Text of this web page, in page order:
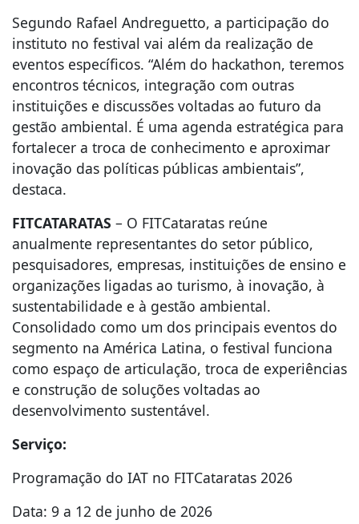
Segundo Rafael Andreguetto, a participação do
instituto no festival vai além da realização de
eventos específicos. “Além do hackathon, teremos
encontros técnicos, integração com outras
instituições e discussões voltadas ao futuro da
gestão ambiental. É uma agenda estratégica para
fortalecer a troca de conhecimento e aproximar
inovação das políticas públicas ambientais”,
destaca.
FITCATARATAS – O FITCataratas reúne
anualmente representantes do setor público,
pesquisadores, empresas, instituições de ensino e
organizações ligadas ao turismo, à inovação, à
sustentabilidade e à gestão ambiental.
Consolidado como um dos principais eventos do
segmento na América Latina, o festival funciona
como espaço de articulação, troca de experiências
e construção de soluções voltadas ao
desenvolvimento sustentável.
Serviço:
Programação do IAT no FITCataratas 2026
Data: 9 a 12 de junho de 2026